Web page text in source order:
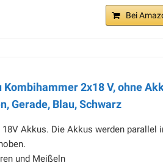
Bei
2x18 V, ohne
Gerade, Blau, Schwarz
Akkus. Die Akkus werden parallel
und Meißeln